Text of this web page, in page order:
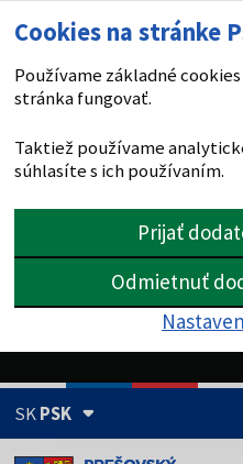
Cookies na stránke
Používame základné
stránka fungovať.
Taktiež používame
súhlasíte s ich používaním.
Prijať
Odmietnuť
SKPSK